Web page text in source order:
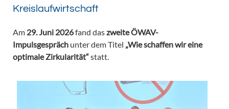
Kreislaufwirtschaft
Am 29. Juni 2026fand daszweite ÖWAV-
Impulsgespräch unter dem Titel „Wie schaffen wir eine
optimale Zirkularität“statt.